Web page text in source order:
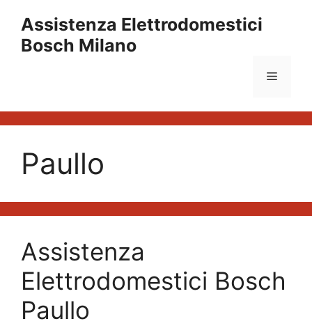
contenuto
Assistenza Elettrodomestici
Bosch Milano
Menu
Paullo
Assistenza
Elettrodomestici Bosch
Paullo